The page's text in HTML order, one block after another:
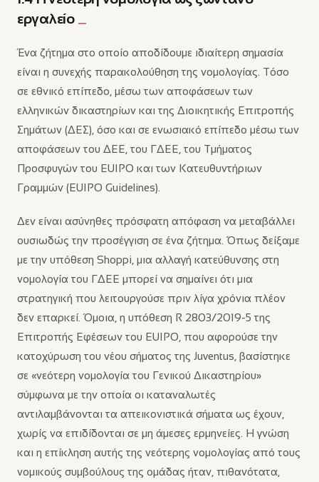
εργαλείο
Ένα ζήτημα στο οποίο αποδίδουμε ιδιαίτερη σημασία
είναι η συνεχής παρακολούθηση της νομολογίας. Τόσο
σε εθνικό επίπεδο, μέσω των αποφάσεων των
ελληνικών δικαστηρίων και της Διοικητικής Επιτροπής
Σημάτων (ΔΕΣ), όσο και σε ενωσιακό επίπεδο μέσω των
αποφάσεων του ΔΕΕ, του ΓΔΕΕ, του Τμήματος
Προσφυγών του EUIPO και των Κατευθυντήριων
Γραμμών (EUIPO Guidelines).
Δεν είναι ασύνηθες πρόσφατη απόφαση να μεταβάλλει
ουσιωδώς την προσέγγιση σε ένα ζήτημα. Όπως δείξαμε
με την υπόθεση Shoppi, μια αλλαγή κατεύθυνσης στη
νομολογία του ΓΔΕΕ μπορεί να σημαίνει ότι μια
στρατηγική που λειτουργούσε πριν λίγα χρόνια πλέον
δεν επαρκεί. Όμοια, η υπόθεση R 2803/2019-5 της
Επιτροπής Εφέσεων του EUIPO, που αφορούσε την
κατοχύρωση του νέου σήματος της Juventus, βασίστηκε
σε «νεότερη νομολογία του Γενικού Δικαστηρίου»
σύμφωνα με την οποία οι καταναλωτές
αντιλαμβάνονται τα απεικονιστικά σήματα ως έχουν,
χωρίς να επιδίδονται σε μη άμεσες ερμηνείες. Η γνώση
και η επίκληση αυτής της νεότερης νομολογίας από τους
νομικούς συμβούλους της ομάδας ήταν, πιθανότατα,